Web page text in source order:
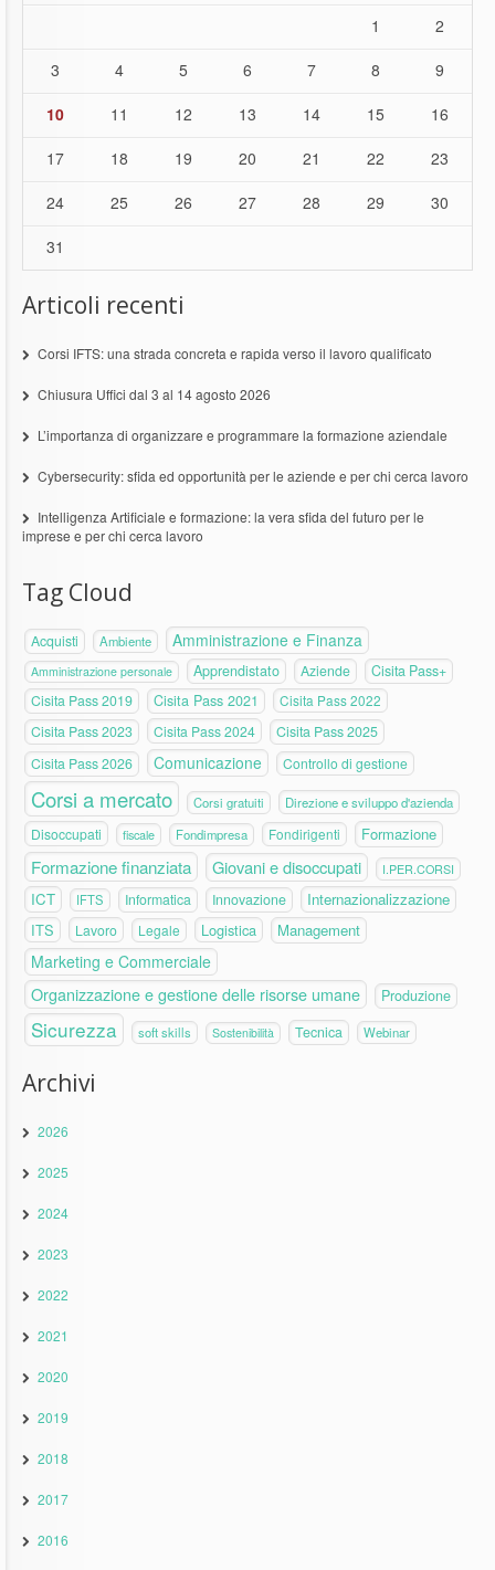
1
2
3
4 5 6 7 8
9
10
11 12 13 14 15
16
17
18 19 20 21 22
23
24
25 26 27 28 29
30
31
Articoli recenti
Corsi IFTS: una strada concreta e rapida verso il lavoro qualificato
Chiusura Uffici dal 3 al 14 agosto 2026
L’importanza di organizzare e programmare la formazione aziendale
Cybersecurity: sfida ed opportunità per le aziende e per chi cerca lavoro
Intelligenza Artificiale e formazione: la vera sfida del futuro per le
imprese e per chi cerca lavoro
Tag Cloud
Acquisti Ambiente Amministrazione e Finanza
Amministrazione personale Apprendistato Aziende
Cisita Pass+
Cisita Pass 2019
Cisita Pass 2021 Cisita Pass 2022
Cisita Pass 2023 Cisita Pass 2024
Cisita Pass 2025
Cisita Pass 2026
Comunicazione Controllo di gestione
Corsi a mercato Corsi gratuiti Direzione e sviluppo d'azienda
Disoccupati fiscale Fondimpresa Fondirigenti Formazione
Formazione finanziata Giovani e disoccupati I.PER.CORSI
ICT IFTS Informatica Innovazione
Internazionalizzazione
ITS
Lavoro Legale Logistica Management
Marketing e Commerciale
Organizzazione e gestione delle risorse umane Produzione
Sicurezza soft skills Sostenibilità Tecnica Webinar
Archivi
2026
2025
2024
2023
2022
2021
2020
2019
2018
2017
2016